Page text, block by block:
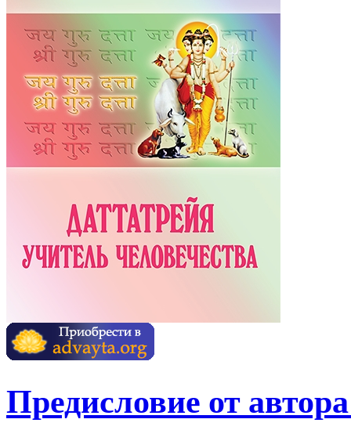
Предисловие от автора